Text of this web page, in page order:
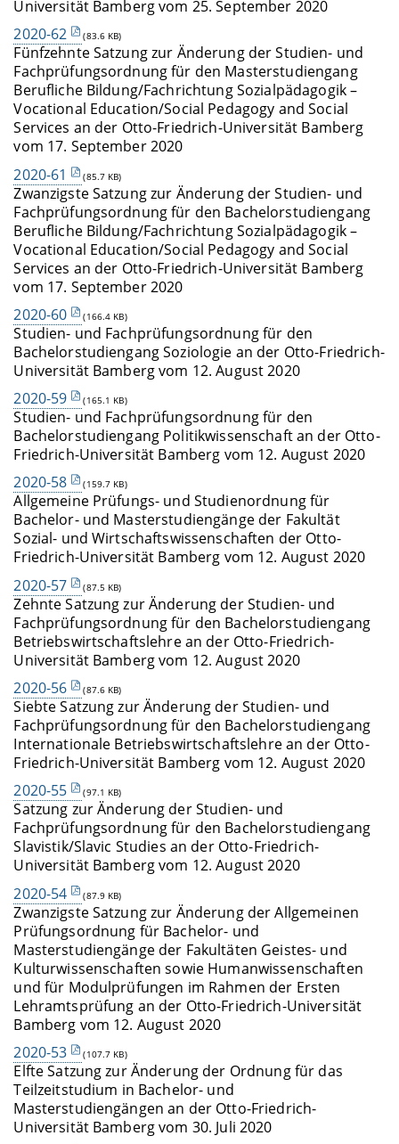
Universität Bamberg vom 25. September 2020
2020-62
(83.6 KB)
Fünfzehnte Satzung zur Änderung der Studien- und
Fachprüfungsordnung für den Masterstudiengang
Berufliche Bildung/Fachrichtung Sozialpädagogik –
Vocational Education/Social Pedagogy and Social
Services an der Otto-Friedrich-Universität Bamberg
vom 17. September 2020
2020-61
(85.7 KB)
Zwanzigste Satzung zur Änderung der Studien- und
Fachprüfungsordnung für den Bachelorstudiengang
Berufliche Bildung/Fachrichtung Sozialpädagogik –
Vocational Education/Social Pedagogy and Social
Services an der Otto-Friedrich-Universität Bamberg
vom 17. September 2020
2020-60
(166.4 KB)
Studien- und Fachprüfungsordnung für den
Bachelorstudiengang Soziologie an der Otto-Friedrich-
Universität Bamberg vom 12. August 2020
2020-59
(165.1 KB)
Studien- und Fachprüfungsordnung für den
Bachelorstudiengang Politikwissenschaft an der Otto-
Friedrich-Universität Bamberg vom 12. August 2020
2020-58
(159.7 KB)
Allgemeine Prüfungs- und Studienordnung für
Bachelor- und Masterstudiengänge der Fakultät
Sozial- und Wirtschaftswissenschaften der Otto-
Friedrich-Universität Bamberg vom 12. August 2020
2020-57
(87.5 KB)
Zehnte Satzung zur Änderung der Studien- und
Fachprüfungsordnung für den Bachelorstudiengang
Betriebswirtschaftslehre an der Otto-Friedrich-
Universität Bamberg vom 12. August 2020
2020-56
(87.6 KB)
Siebte Satzung zur Änderung der Studien- und
Fachprüfungsordnung für den Bachelorstudiengang
Internationale Betriebswirtschaftslehre an der Otto-
Friedrich-Universität Bamberg vom 12. August 2020
2020-55
(97.1 KB)
Satzung zur Änderung der Studien- und
Fachprüfungsordnung für den Bachelorstudiengang
Slavistik/Slavic Studies an der Otto-Friedrich-
Universität Bamberg vom 12. August 2020
2020-54
(87.9 KB)
Zwanzigste Satzung zur Änderung der Allgemeinen
Prüfungsordnung für Bachelor- und
Masterstudiengänge der Fakultäten Geistes- und
Kulturwissenschaften sowie Humanwissenschaften
und für Modulprüfungen im Rahmen der Ersten
Lehramtsprüfung an der Otto-Friedrich-Universität
Bamberg vom 12. August 2020
2020-53
(107.7 KB)
Elfte Satzung zur Änderung der Ordnung für das
Teilzeitstudium in Bachelor- und
Masterstudiengängen an der Otto-Friedrich-
Universität Bamberg vom 30. Juli 2020